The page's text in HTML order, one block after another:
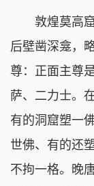
敦煌莫高窟
后壁凿深龛，
尊：正面主尊
萨、二力士。
有的洞窟塑一
世佛、有的还
不拘一格。晚